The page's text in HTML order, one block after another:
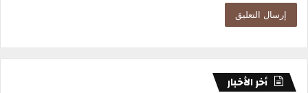
أخر الأخبار